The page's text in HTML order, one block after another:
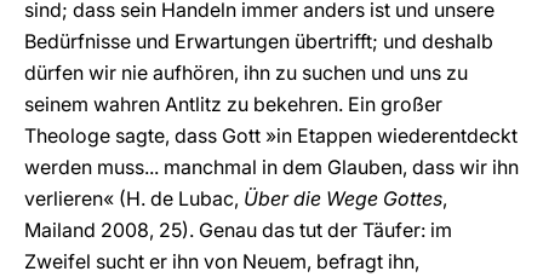
sind; dass sein Handeln immer anders ist und unsere
Bedürfnisse und Erwartungen übertrifft; und deshalb
dürfen wir nie aufhören, ihn zu suchen und uns zu
seinem wahren Antlitz zu bekehren. Ein großer
Theologe sagte, dass Gott »in Etappen wiederentdeckt
werden muss... manchmal in dem Glauben, dass wir ihn
verlieren« (H. de Lubac, Über die Wege Gottes,
Mailand 2008, 25). Genau das tut der Täufer: im
Zweifel sucht er ihn von Neuem, befragt ihn,